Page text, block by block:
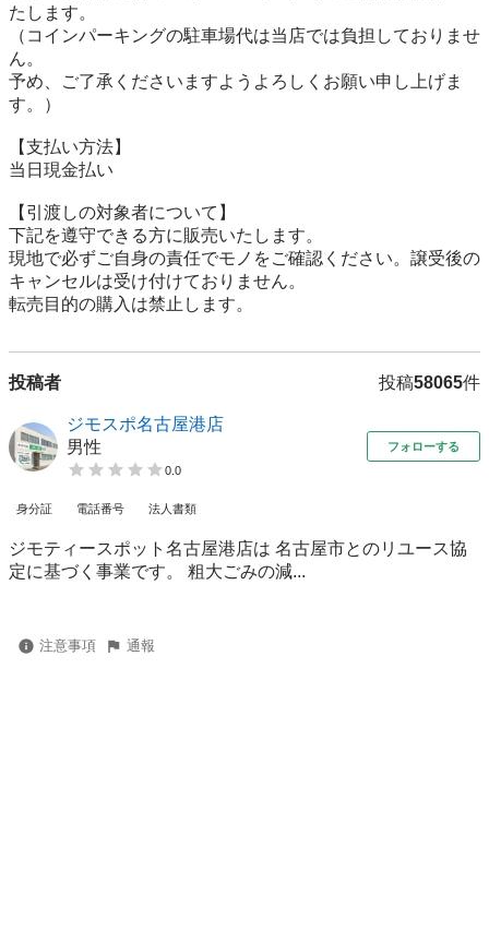
たします。
（コインパーキングの駐車場代は当店では負担しておりませ
ん。
予め、ご了承くださいますようよろしくお願い申し上げま
す。）
【⽀払い⽅法】
当日現金払い
【引渡しの対象者について】
下記を遵守できる⽅に販売いたします。
現地で必ずご⾃⾝の責任でモノをご確認ください。譲受後の
キャンセルは受け付けておりません。
転売⽬的の購⼊は禁⽌します。
投稿者 投稿58065件
ジモスポ名古屋港店
男性
0.0
フォローする
身分証 電話番号 法人書類
ジモティースポット名古屋港店は 名古屋市とのリユース協
定に基づく事業です。 粗⼤ごみの減...
注意事項 通報